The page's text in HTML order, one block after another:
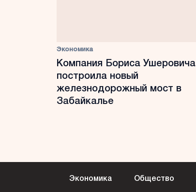
Экономика
Компания Бориса Ушеровича
построила новый
железнодорожный мост в
Забайкалье
Экономика Общество